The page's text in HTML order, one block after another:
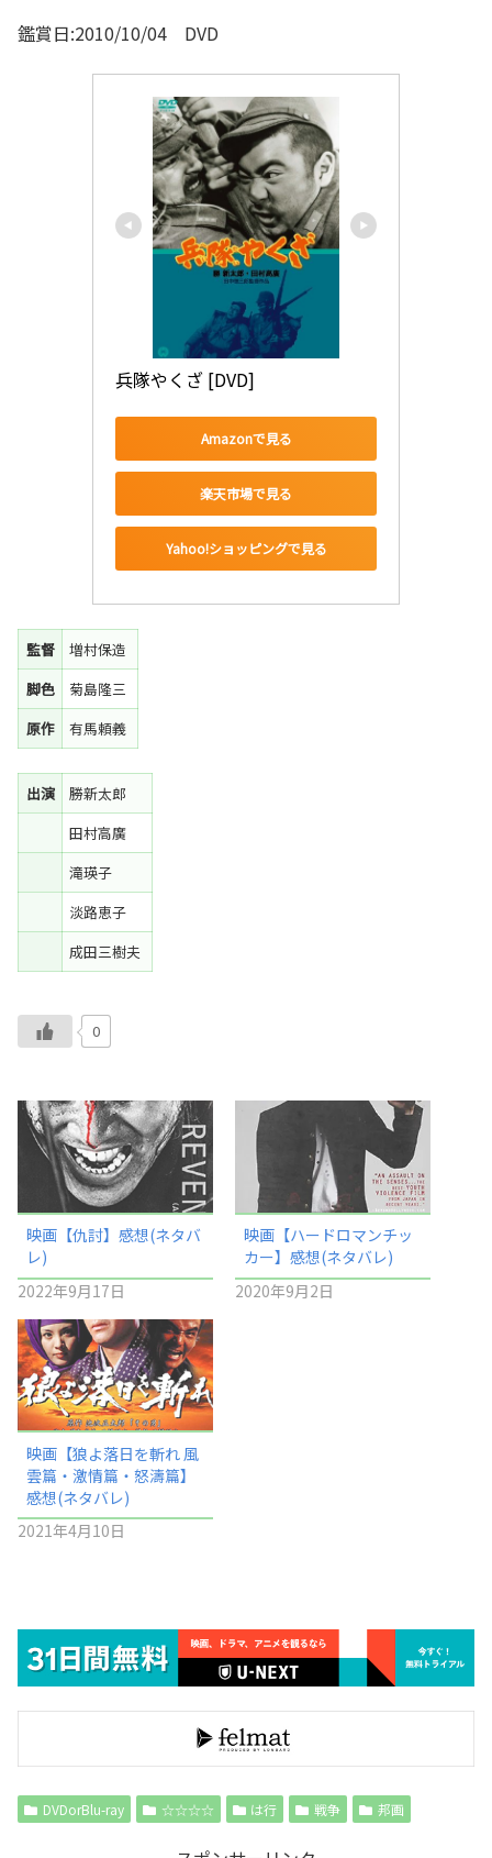
鑑賞日:2010/10/04 DVD
兵隊やくざ [DVD]
Amazonで見る
楽天市場で見る
Yahoo!ショッピングで見る
監督
増村保造
脚色
菊島隆三
原作
有馬頼義
出演
勝新太郎
田村高廣
滝瑛子
淡路恵子
成田三樹夫
0
映画【仇討】感想(ネタバ
レ)
2022年9月17日
映画【ハードロマンチッ
カー】感想(ネタバレ)
2020年9月2日
映画【狼よ落日を斬れ 風
雲篇・激情篇・怒濤篇】
感想(ネタバレ)
2021年4月10日
DVDorBlu-ray ☆☆☆☆ は行 戦争 邦画